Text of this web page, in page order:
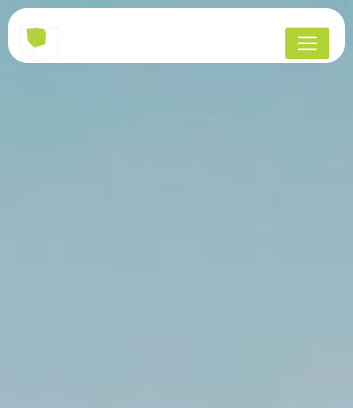
Panneau de gestion des cookies